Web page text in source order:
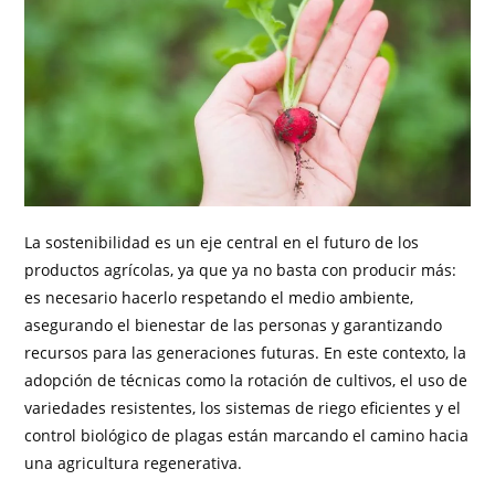
La sostenibilidad es un eje central en el futuro de los
productos agrícolas, ya que ya no basta con producir más:
es necesario hacerlo respetando el medio ambiente,
asegurando el bienestar de las personas y garantizando
recursos para las generaciones futuras. En este contexto, la
adopción de técnicas como la rotación de cultivos, el uso de
variedades resistentes, los sistemas de riego eficientes y el
control biológico de plagas están marcando el camino hacia
una agricultura regenerativa.